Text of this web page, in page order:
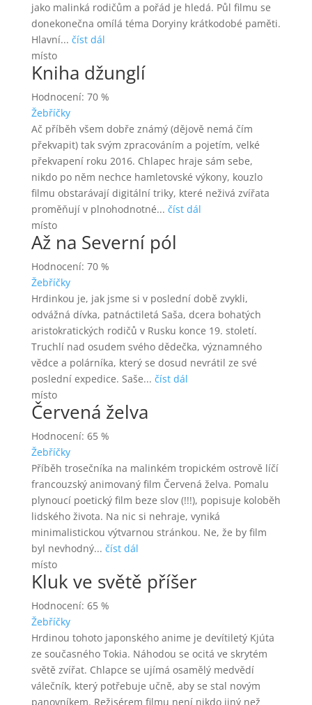
jako malinká rodičům a pořád je hledá. Půl filmu se
donekonečna omílá téma Doryiny krátkodobé paměti.
Hlavní... číst dál
místo
Kniha džunglí
Hodnocení: 70 %
Žebříčky
Ač příběh všem dobře známý (dějově nemá čím
překvapit) tak svým zpracováním a pojetím, velké
překvapení roku 2016. Chlapec hraje sám sebe,
nikdo po něm nechce hamletovské výkony, kouzlo
filmu obstarávají digitální triky, které neživá zvířata
proměňují v plnohodnotné... číst dál
místo
Až na Severní pól
Hodnocení: 70 %
Žebříčky
Hrdinkou je, jak jsme si v poslední době zvykli,
odvážná dívka, patnáctiletá Saša, dcera bohatých
aristokratických rodičů v Rusku konce 19. století.
Truchlí nad osudem svého dědečka, významného
vědce a polárníka, který se dosud nevrátil ze své
poslední expedice. Saše... číst dál
místo
Červená želva
Hodnocení: 65 %
Žebříčky
Příběh trosečníka na malinkém tropickém ostrově líčí
francouzský animovaný film Červená želva. Pomalu
plynoucí poetický film beze slov (!!!), popisuje koloběh
lidského života. Na nic si nehraje, vyniká
minimalistickou výtvarnou stránkou. Ne, že by film
byl nevhodný... číst dál
místo
Kluk ve světě příšer
Hodnocení: 65 %
Žebříčky
Hrdinou tohoto japonského anime je devítiletý Kjúta
ze současného Tokia. Náhodou se ocitá ve skrytém
světě zvířat. Chlapce se ujímá osamělý medvědí
válečník, který potřebuje učně, aby se stal novým
panovníkem. Režisérem filmu není nikdo jiný než